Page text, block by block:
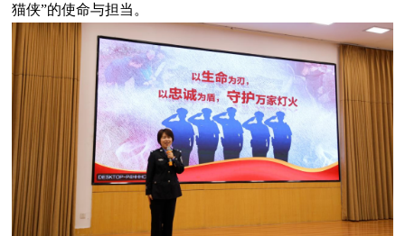
猫侠”的使命与担当。